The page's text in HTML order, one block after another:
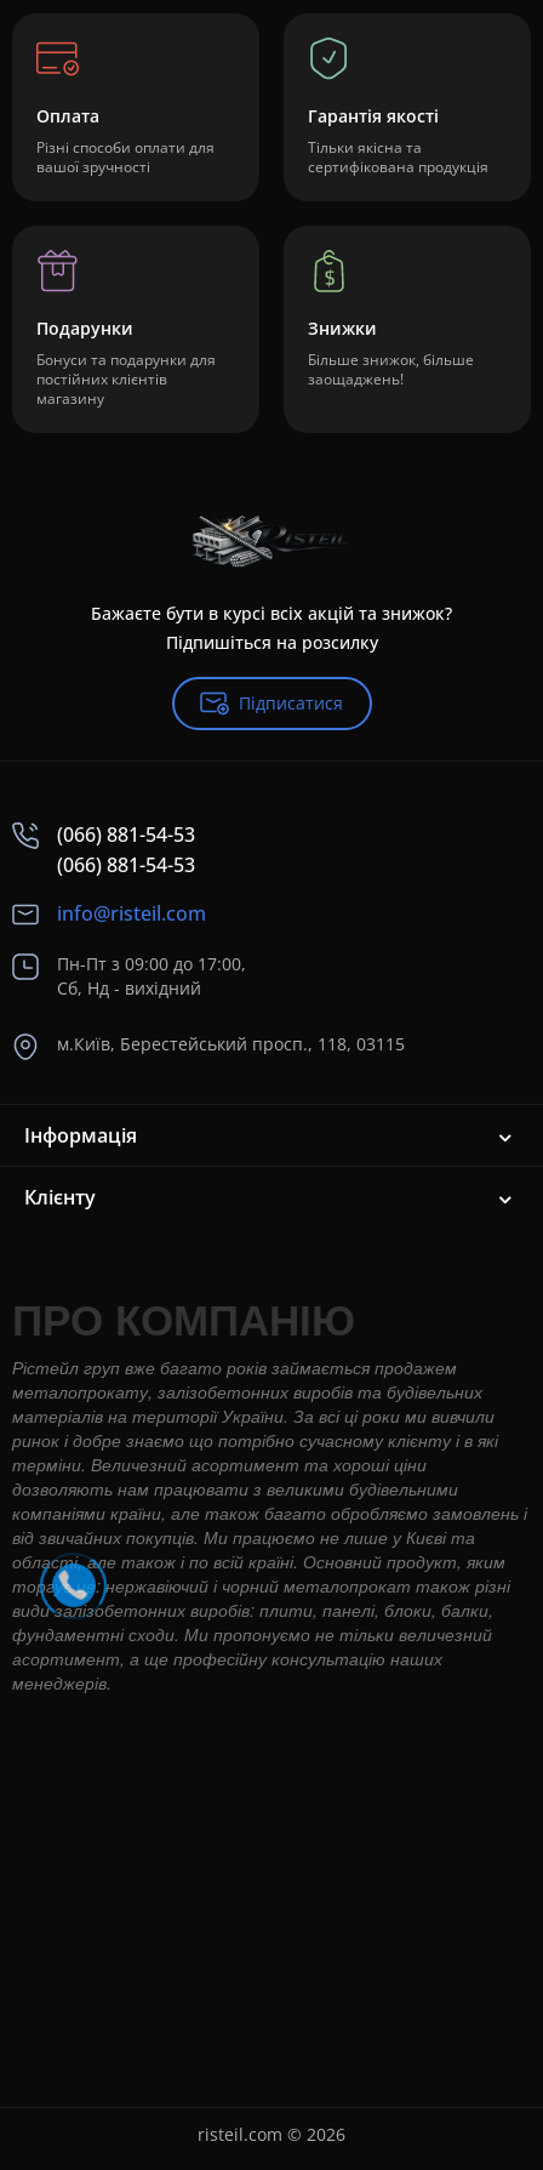
Оплата
Різні способи оплати для
вашої зручності
Гарантія якості
Тільки якісна та
сертифікована продукція
Подарунки
Бонуси та подарунки для
постійних клієнтів
магазину
Знижки
Більше знижок, більше
заощаджень!
Бажаєте бути в курсі всіх акцій та знижок?
Підпишіться на розсилку
Підписатися
(066) 881-54-53
(066) 881-54-53
info@risteil.com
Пн-Пт з 09:00 до 17:00,
Сб, Нд - вихідний
м.Київ, Берестейський просп., 118, 03115
Інформація
Клієнту
ПРО КОМПАНІЮ
Рістейл груп вже багато років займається продажем
металопрокату, залізобетонних виробів та будівельних
матеріалів на території України. За всі ці роки ми вивчили
ринок і добре знаємо що потрібно сучасному клієнту і в які
терміни. Величезний асортимент та хороші ціни
дозволяють нам працювати з великими будівельними
компаніями країни, але також багато обробляємо замовлень і
від звичайних покупців. Ми працюємо не лише у Києві та
області, але також і по всій країні. Основний продукт, яким
торгує це: нержавіючий і чорний металопрокат також різні
види залізобетонних виробів: плити, панелі, блоки, балки,
фундаментні сходи. Ми пропонуємо не тільки величезний
асортимент, а ще професійну консультацію наших
менеджерів.
risteil.com © 2026